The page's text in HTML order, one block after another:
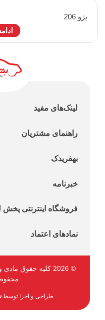
پژو 206
لینک‌های مفید
راهنمای مشتریان
بهفریدک
خبرنامه
فروشگاه اینترنتی پخش
نمادهای اعتماد
طراحی و اجرا توسط
© 2026 کلیه حقوق